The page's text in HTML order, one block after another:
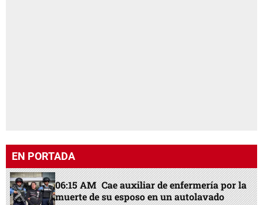
EN PORTADA
06:15 AM Cae auxiliar de enfermería por la
muerte de su esposo en un autolavado